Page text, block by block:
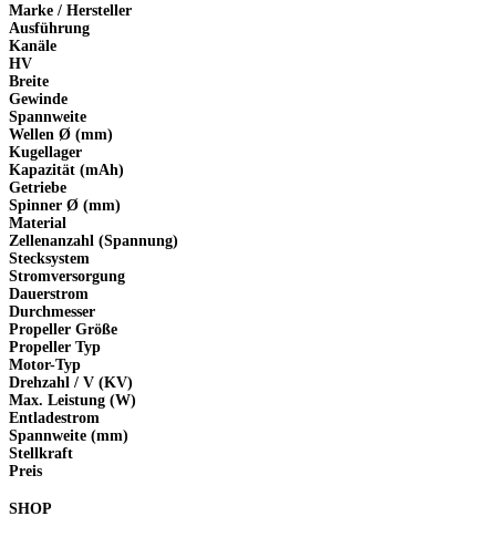
Marke / Hersteller
Ausführung
Kanäle
HV
Breite
Gewinde
Spannweite
Wellen Ø (mm)
Kugellager
Kapazität (mAh)
Getriebe
Spinner Ø (mm)
Material
Zellenanzahl (Spannung)
Stecksystem
Stromversorgung
Dauerstrom
Durchmesser
Propeller Größe
Propeller Typ
Motor-Typ
Drehzahl / V (KV)
Max. Leistung (W)
Entladestrom
Spannweite (mm)
Stellkraft
Preis
SHOP